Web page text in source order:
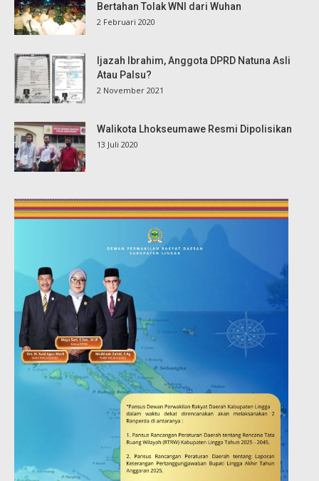
Bertahan Tolak WNI dari Wuhan
2 Februari 2020
Ijazah Ibrahim, Anggota DPRD Natuna Asli
Atau Palsu?
2 November 2021
Walikota Lhokseumawe Resmi Dipolisikan
13 Juli 2020